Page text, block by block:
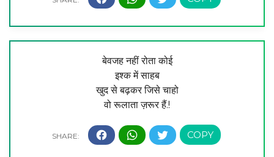
बेवजह नहीं रोता कोई
इश्क में साहब
खुद से बढ़कर जिसे चाहो
वो रूलाता ज़रूर हैं.!